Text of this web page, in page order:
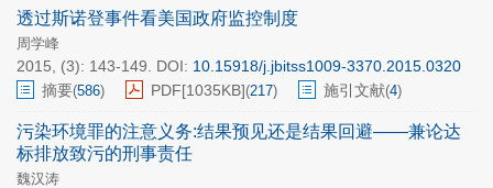
透过斯诺登事件看美国政府监控制度
周学峰
2015, (3): 143-149. DOI: 10.15918/j.jbitss1009-3370.2015.0320
摘要(586) PDF[1035KB](217) 施引文献(4)
污染环境罪的注意义务:结果预见还是结果回避——兼论达
标排放致污的刑事责任
魏汉涛